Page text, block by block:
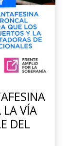
LA VÍA
DEL